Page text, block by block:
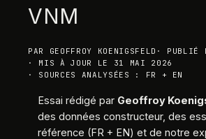
VNM
PAR GEOFFROY KOENIGSFELD · PUBLIÉ
·
MIS À JOUR LE
31 MAI 2026
·
SOURCES ANALYSÉES : FR + EN
Essai rédigé par Geoffroy
des données constructeur, des
référence (FR + EN) et de notre